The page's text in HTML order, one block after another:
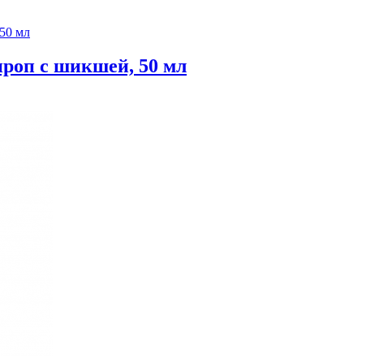
с шикшей, 50 мл